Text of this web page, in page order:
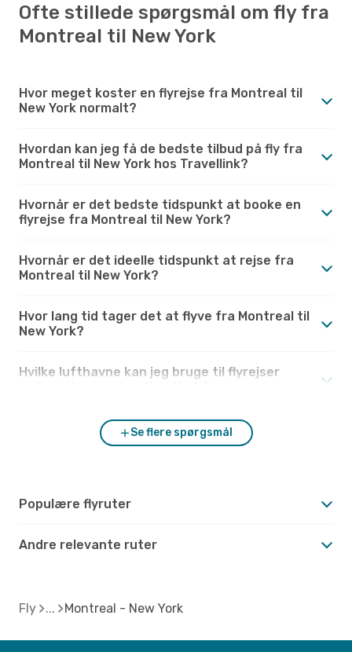
Ofte stillede spørgsmål om fly fra
Montreal til New York
Hvor meget koster en flyrejse fra Montreal til
New York normalt?
Hvordan kan jeg få de bedste tilbud på fly fra
Montreal til New York hos Travellink?
Hvornår er det bedste tidspunkt at booke en
flyrejse fra Montreal til New York?
Hvornår er det ideelle tidspunkt at rejse fra
Montreal til New York?
Hvor lang tid tager det at flyve fra Montreal til
New York?
Hvilke lufthavne kan jeg bruge til flyrejser
Se flere spørgsmål
Populære flyruter
Andre relevante ruter
Fly Montreal - New York